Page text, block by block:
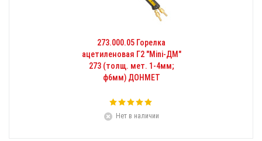
273.000.05 Горелка
ацетиленовая Г2 "Mini-ДМ"
273 (толщ. мет. 1-4мм;
ф6мм) ДОНМЕТ
Нет в наличии